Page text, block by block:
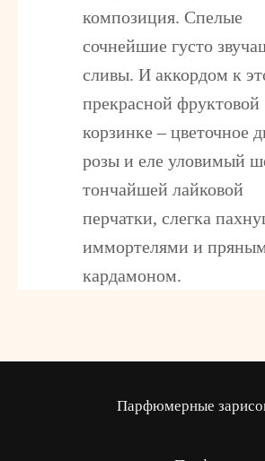
композиция. Спелые
сочнейшие густо
сливы. И аккордом к
прекрасной фруктовой
корзинке – цветочное
розы и еле уловимый
тончайшей лайковой
перчатки, слегка
иммортелями и
кардамоном.
Парфюмерные